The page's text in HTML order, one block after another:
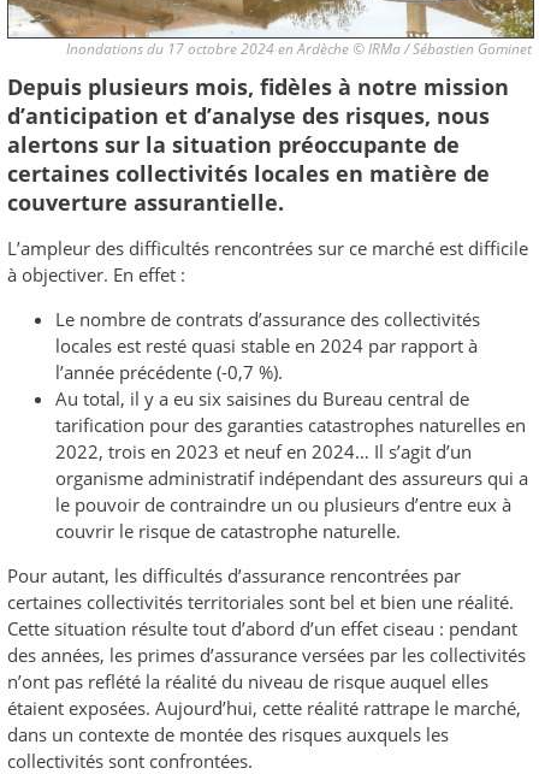
Inondations du 17 octobre 2024 en Ardèche © IRMa / Sébastien Gominet
Depuis plusieurs mois, fidèles à notre mission
d’anticipation et d’analyse des risques, nous
alertons sur la situation préoccupante de
certaines collectivités locales en matière de
couverture assurantielle.
L’ampleur des difficultés rencontrées sur ce marché est difficile
à objectiver. En effet :
Le nombre de contrats d’assurance des collectivités
locales est resté quasi stable en 2024 par rapport à
l’année précédente (-0,7 %).
Au total, il y a eu six saisines du Bureau central de
tarification pour des garanties catastrophes naturelles en
2022, trois en 2023 et neuf en 2024… Il s’agit d’un
organisme administratif indépendant des assureurs qui a
le pouvoir de contraindre un ou plusieurs d’entre eux à
couvrir le risque de catastrophe naturelle.
Pour autant, les difficultés d’assurance rencontrées par
certaines collectivités territoriales sont bel et bien une réalité.
Cette situation résulte tout d’abord d’un effet ciseau : pendant
des années, les primes d’assurance versées par les collectivités
n’ont pas reflété la réalité du niveau de risque auquel elles
étaient exposées. Aujourd’hui, cette réalité rattrape le marché,
dans un contexte de montée des risques auxquels les
collectivités sont confrontées.